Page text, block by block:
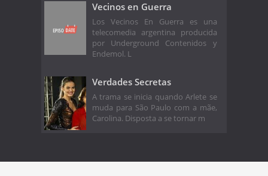
Vecinos en Guerra
Los Vecinos En Guerra es una
telecomedia argentina producida
por Underground Contenidos y
Endemol. L
Verdades Secretas
A trama se inicia quando Arlete se
muda para São Paulo com a mãe,
Carolina. Disposta a se tornar m